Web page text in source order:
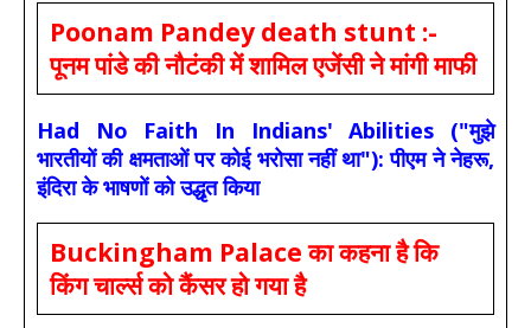
Poonam Pandey death stunt :-
पूनम पांडे की नौटंकी में शामिल एजेंसी ने मांगी माफी
Had No Faith In Indians' Abilities ("मुझे
भारतीयों की क्षमताओं पर कोई भरोसा नहीं था"): पीएम ने नेहरू,
इंदिरा के भाषणों को उद्धृत किया
Buckingham Palace का कहना है कि
किंग चार्ल्स को कैंसर हो गया है